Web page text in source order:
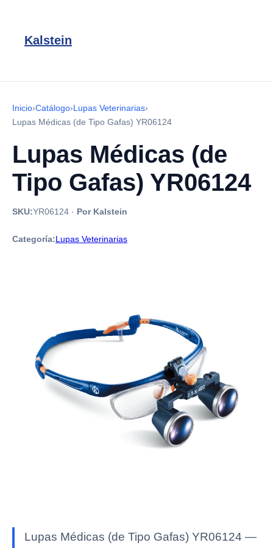
Kalstein
Inicio›Catálogo›Lupas Veterinarias›
Lupas Médicas (de Tipo Gafas) YR06124
Lupas Médicas (de
Tipo Gafas) YR06124
SKU:YR06124 · Por Kalstein
Categoría:Lupas Veterinarias
Lupas Médicas (de Tipo Gafas) YR06124 —